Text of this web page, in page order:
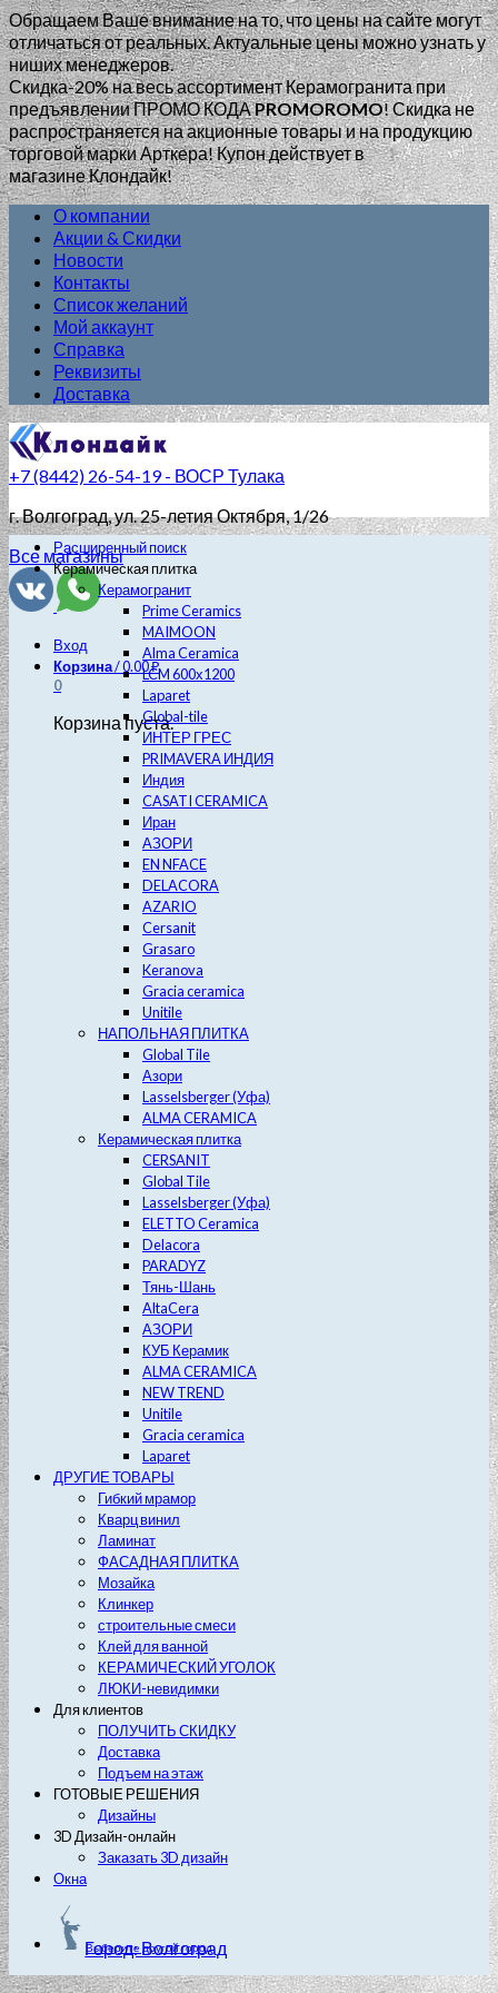
Обращаем Ваше внимание на то, что цены на сайте могут
отличаться от реальных. Актуальные цены можно узнать у
ниших менеджеров.
Скидка-20% на весь ассортимент Керамогранита при
предъявлении ПРОМО КОДАPROMOROMO!Скидка не
распространяется на акционные товары и на продукцию
торговой марки Арткера! Купон действует в
магазине Клондайк!
О компании
Акции & Скидки
Новости
Контакты
Список желаний
Мой аккаунт
Справка
Реквизиты
Доставка
+7 (8442) 26-54-19 - ВОСР Тулака
г. Волгоград, ул. 25-летия Октября, 1/26
Все магазины
Вход
Корзина/0.00₽
0
Корзина пуста.
Расширенный поиск
Керамическая плитка
Керамогранит
Prime Ceramics
MAIMOON
Alma Ceramica
LCM 600х1200
Laparet
Global-tile
ИНТЕР ГРЕС
PRIMAVERA ИНДИЯ
Индия
CASATI CERAMICA
Иран
АЗОРИ
EN NFACE
DELACORA
AZARIO
Cersanit
Grasaro
Keranova
Gracia ceramica
Unitile
НАПОЛЬНАЯ ПЛИТКА
Global Tile
Азори
Lasselsberger (Уфа)
ALMA CERAMICA
Керамическая плитка
CERSANIT
Global Tile
Lasselsberger (Уфа)
ELETTO Ceramica
Delacora
PARADYZ
Тянь-Шань
AltaCera
АЗОРИ
КУБ Керамик
ALMA CERAMICA
NEW TREND
Unitile
Gracia ceramica
Laparet
ДРУГИЕ ТОВАРЫ
Гибкий мрамор
Кварц винил
Ламинат
ФАСАДНАЯ ПЛИТКА
Мозайка
Клинкер
строительные смеси
Клей для ванной
КЕРАМИЧЕСКИЙ УГОЛОК
ЛЮКИ-невидимки
Для клиентов
ПОЛУЧИТЬ СКИДКУ
Доставка
Подъем на этаж
ГОТОВЫЕ РЕШЕНИЯ
Дизайны
3D Дизайн-онлайн
Заказать 3D дизайн
Окна
Город: Волгоград
Выберите другой город